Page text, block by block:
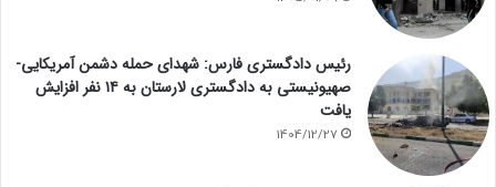
رئیس دادگستری فارس: شهدای حمله دشمن آمریکایی-
صهیونیستی به دادگستری لارستان به ۱۴ نفر افزایش
یافت
1404/12/27